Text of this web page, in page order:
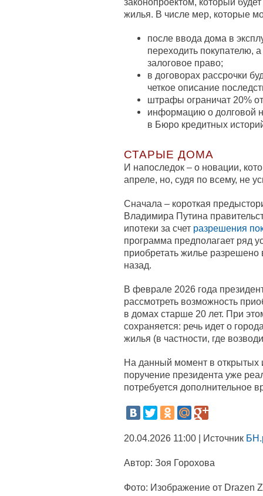
жилья. В числе мер, которые
после ввода дома в
переходить покупателю,
залоговое право;
в договорах рассрочки
четкое описание
штрафы ограничат 20%
информацию о долговой
в Бюро кредитных
СТАРЫЕ ДОМА
И напоследок – о новации,
апреле, но, судя по всему, не
Сначала – короткая
Владимира Путина
ипотеки за счет разрешения
программа предполагает ряд
приобретать жилье
назад.
В феврале 2026 года
рассмотреть возможность
в домах старше 20 лет. При
сохраняется: речь идет о
жилья (в частности, где
На данный момент в открытых
поручение президента уже
потребуется дополнительное
20.04.2026 11:00 | Источник
Автор: Зоя Горохова
Фото: Изображение от Drazen